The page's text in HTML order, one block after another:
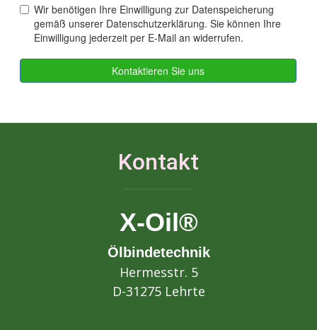
Kontakt
X-Oil®
Ölbindetechnik
Hermesstr. 5
D-31275 Lehrte